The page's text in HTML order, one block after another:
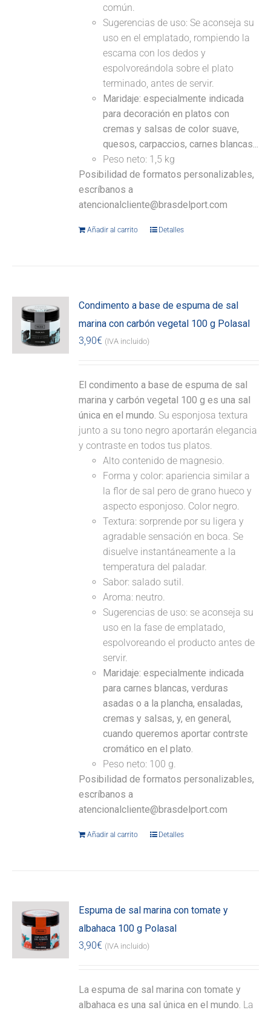
común.
Sugerencias de uso: Se aconseja su
uso en el emplatado, rompiendo la
escama con los dedos y
espolvoreándola sobre el plato
terminado, antes de servir.
Maridaje: especialmente indicada
para decoración en platos con
cremas y salsas de color suave,
quesos, carpaccios, carnes blancas...
Peso neto: 1,5 kg
Posibilidad de formatos personalizables,
escríbanos a
atencionalcliente@brasdelport.com
Añadir al carrito Detalles
Condimento a base de espuma de sal
marina con carbón vegetal 100 g Polasal
3,90€ (IVA incluido)
El condimento a base de espuma de sal
marina y carbón vegetal 100 g es una sal
única en el mundo. Su esponjosa textura
junto a su tono negro aportarán elegancia
y contraste en todos tus platos.
Alto contenido de magnesio.
Forma y color: apariencia similar a
la flor de sal pero de grano hueco y
aspecto esponjoso. Color negro.
Textura: sorprende por su ligera y
agradable sensación en boca. Se
disuelve instantáneamente a la
temperatura del paladar.
Sabor: salado sutil.
Aroma: neutro.
Sugerencias de uso: se aconseja su
uso en la fase de emplatado,
espolvoreando el producto antes de
servir.
Maridaje: especialmente indicada
para carnes blancas, verduras
asadas o a la plancha, ensaladas,
cremas y salsas, y, en general,
cuando queremos aportar contrste
cromático en el plato.
Peso neto: 100 g.
Posibilidad de formatos personalizables,
escríbanos a
atencionalcliente@brasdelport.com
Añadir al carrito Detalles
Espuma de sal marina con tomate y
albahaca 100 g Polasal
3,90€ (IVA incluido)
La espuma de sal marina con tomate y
albahaca es una sal única en el mundo. La